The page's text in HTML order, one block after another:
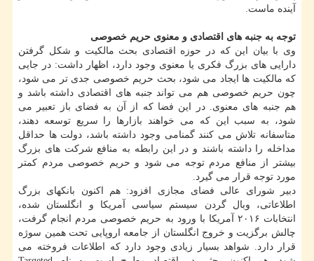
آینده ماست.
توجه به جنبه های اقتصادی و معنوی حریم خصوصی
وی با بیان این كه در حوزه اقتصادی بحث مالكیت و شكل گرفتن
دارایی های بزرگ فكری یا معنوی وجود دارد، اظهار داشت: در جایی
كه مالكیت ها ایجاد می شود، بحث حریم خصوصی جدی تر می شود،
چون حریم خصوصی هم می تواند جنبه های اقتصادی داشته باشد و
هم جنبه های معنوی. در این فضا كه از آن به فضای باز تعبیر می
شود، به سبب این كه می خواهند بازارها را سریع توسعه دهند،
متاسفانه تلاش می كنند گمنامی وجود داشته باشد، دولت ها حداقل
مداخله را داشته باشند و در این رابطه به منافع شركت های بزرگ
بیشتر از منافع مردم توجه می شود و حریم خصوصی مردم كمتر
مورد توجه قرار می گیرد.
دبیر شورای عالی فضای مجازی افزود: هم اكنون بانكهای بزرگ
اطلاعاتی، وبال گردن سیستم سیاسی آمریكا و انگلستان شده،
انتخابات ۲۰۱۶ آمریكا با ورود به حریم خصوصی مردم انجام گرفت،
چالش برگزیت و خروج انگلستان از جامعه اروپایی تحت همین سوژه
قرار دارد. شواهد بسیار زیادی وجود دارد كه اطلاعات فروخته می